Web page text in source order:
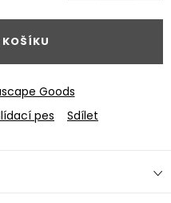
Goods
pes Sdílet